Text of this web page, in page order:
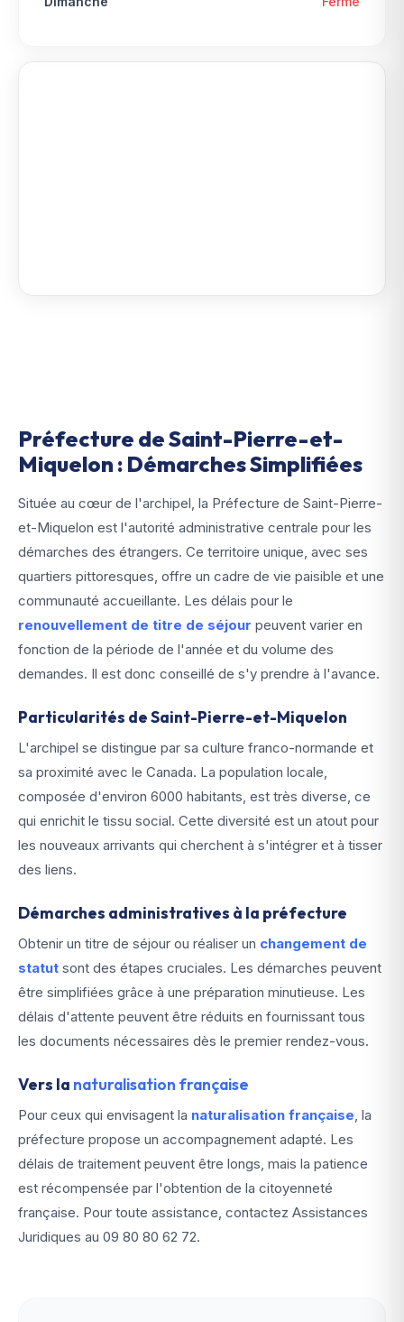
Préfecture de Saint-Pierre-et-
Miquelon : Démarches Simplifiées
Située au cœur de l'archipel, la Préfecture de Saint-Pierre-
et-Miquelon est l'autorité administrative centrale pour les
démarches des étrangers. Ce territoire unique, avec ses
quartiers pittoresques, offre un cadre de vie paisible et une
communauté accueillante. Les délais pour le
renouvellement de titre de séjour peuvent varier en
fonction de la période de l'année et du volume des
demandes. Il est donc conseillé de s'y prendre à l'avance.
Particularités de Saint-Pierre-et-Miquelon
L'archipel se distingue par sa culture franco-normande et
sa proximité avec le Canada. La population locale,
composée d'environ 6000 habitants, est très diverse, ce
qui enrichit le tissu social. Cette diversité est un atout pour
les nouveaux arrivants qui cherchent à s'intégrer et à tisser
des liens.
Démarches administratives à la préfecture
Obtenir un titre de séjour ou réaliser un changement de
statut sont des étapes cruciales. Les démarches peuvent
être simplifiées grâce à une préparation minutieuse. Les
délais d'attente peuvent être réduits en fournissant tous
les documents nécessaires dès le premier rendez-vous.
Vers la naturalisation française
Pour ceux qui envisagent la naturalisation française, la
préfecture propose un accompagnement adapté. Les
délais de traitement peuvent être longs, mais la patience
est récompensée par l'obtention de la citoyenneté
française. Pour toute assistance, contactez Assistances
Juridiques au 09 80 80 62 72.